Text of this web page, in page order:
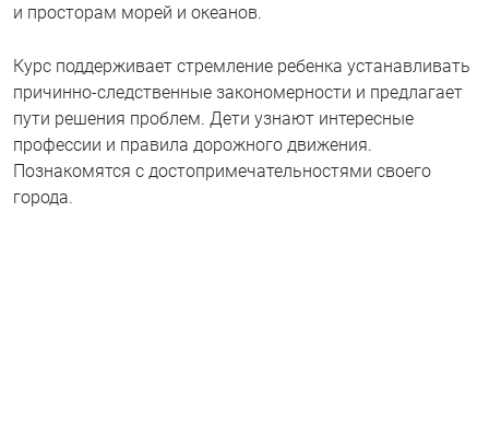
и просторам морей и океанов.
Курс поддерживает стремление ребенка устанавливать
причинно-следственные закономерности и предлагает
пути решения проблем. Дети узнают интересные
профессии и правила дорожного движения.
Познакомятся с достопримечательностями своего
города.